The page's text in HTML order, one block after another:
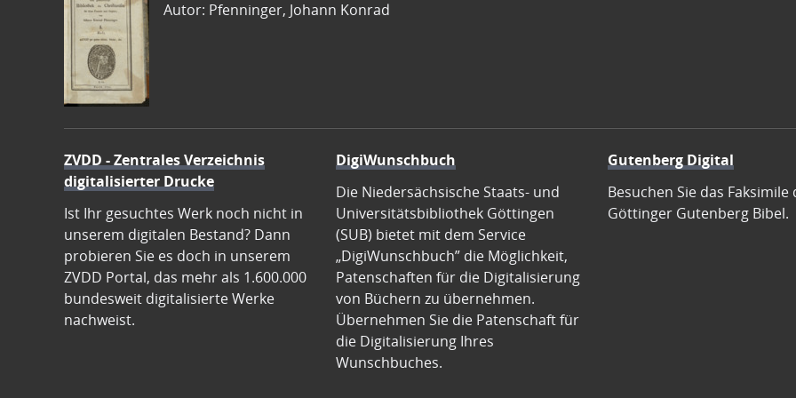
Autor: Pfenninger, Johann Konrad
ZVDD - Zentrales Verzeichnis
digitalisierter Drucke
Ist Ihr gesuchtes Werk noch nicht in
unserem digitalen Bestand? Dann
probieren Sie es doch in unserem
ZVDD Portal, das mehr als 1.600.000
bundesweit digitalisierte Werke
nachweist.
DigiWunschbuch
Die Niedersächsische Staats- und
Universitätsbibliothek Göttingen
(SUB) bietet mit dem Service
„DigiWunschbuch” die Möglichkeit,
Patenschaften für die Digitalisierung
von Büchern zu übernehmen.
Übernehmen Sie die Patenschaft für
die Digitalisierung Ihres
Wunschbuches.
Gutenberg Digital
Besuchen Sie das Faksimile
Göttinger Gutenberg Bibel.